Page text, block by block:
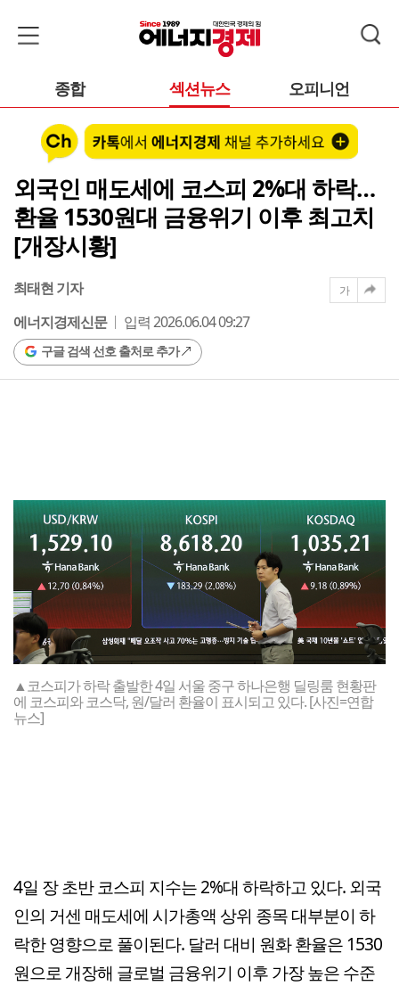
종합 섹션뉴스 오피니언
외국인 매도세에 코스피 2%대 하락…
환율 1530원대 금융위기 이후 최고치
[개장시황]
최태현 기자
에너지경제신문
입력 2026.06.04 09:27
구글 검색 선호 출처로 추가
가
▲코스피가 하락 출발한 4일 서울 중구 하나은행 딜링룸 현황판
에 코스피와 코스닥, 원/달러 환율이 표시되고 있다. [사진=연합
뉴스]
4일 장 초반 코스피 지수는 2%대 하락하고 있다. 외국
인의 거센 매도세에 시가총액 상위 종목 대부분이 하
락한 영향으로 풀이된다. 달러 대비 원화 환율은 1530
원으로 개장해 글로벌 금융위기 이후 가장 높은 수준